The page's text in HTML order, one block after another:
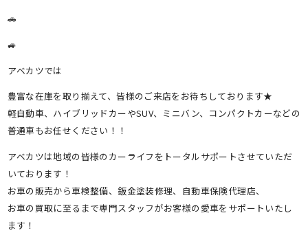
🚗
🚙
アベカツでは
豊富な在庫を取り揃えて、皆様のご来店をお待ちしております★
軽自動車、ハイブリッドカーやSUV、ミニバン、コンパクトカーなどの
普通車もお任せください！！
アベカツは地域の皆様のカーライフをトータルサポートさせていただ
いております！
お車の販売から車検整備、鈑金塗装修理、自動車保険代理店、
お車の買取に至るまで専門スタッフがお客様の愛車をサポートいたし
ます！